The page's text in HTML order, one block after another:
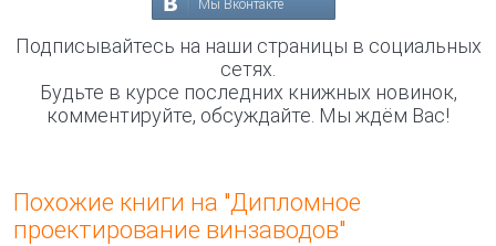
Мы Вконтакте
Подписывайтесь на наши страницы в социальных
сетях.
Будьте в курсе последних книжных новинок,
комментируйте, обсуждайте. Мы ждём Вас!
Похожие книги на "Дипломное
проектирование винзаводов"